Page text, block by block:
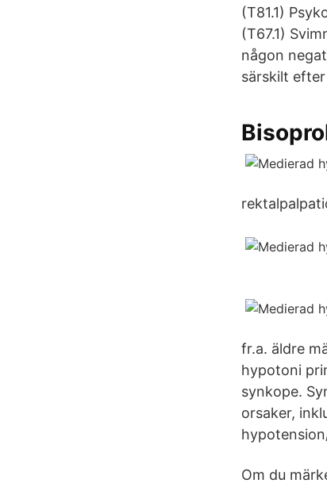
(T81.1)
(T67.1)
någon
särskilt
fr.a. äldre
hypotoni
synkope.
orsaker,
Om du